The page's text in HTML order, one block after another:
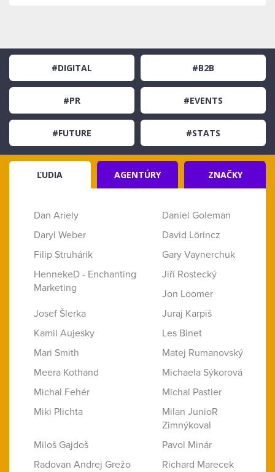
#DIGITAL #B2B
#PR #EVENTS
#FUTURE #STATS
ĽUDIA AGENTÚRY ZNAČKY
Dan Ariely
Daniel Goleman
Daryl Weber
David Lörincz
Filip Struhárik
Gary Vaynerchuk
HennekeD - Enchanting
Marketing
Jiří Rostecký
Jon Loomer
Josef Šlerka
Juraj Karpiš
Kamil Aujesky
Les Binet
Mari Smith
Matej Rumanovský
Meera Kothand
Michaela Sýkorová
Michal Fehér
Michal Pastier
Miki Plichta
Milan JunioR
Zimnýkoval
Miloš Gajdoš
Pavol Minár
Radovan Andrej Grežo
Richard Marecek